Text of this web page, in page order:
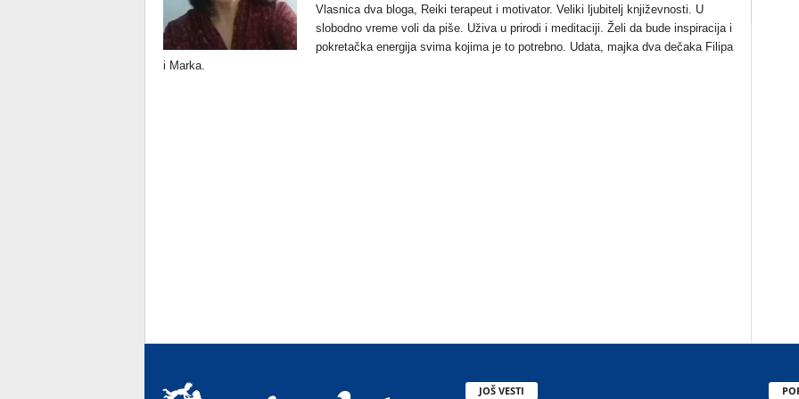
Vlasnica dva bloga, Reiki terapeut i motivator. Veliki ljubitelj književnosti. U
slobodno vreme voli da piše. Uživa u prirodi i meditaciji. Želi da bude inspiracija i
pokretačka energija svima kojima je to potrebno. Udata, majka dva dečaka Filipa
i Marka.
JOŠ VESTI